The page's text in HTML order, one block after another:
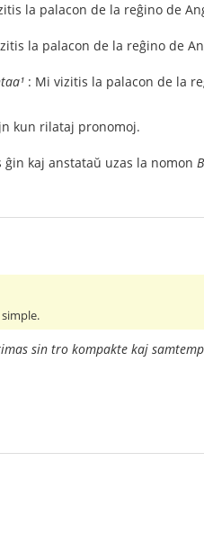
la palacon de la reĝino de
la palacon de la reĝino de
: Mi vizitis la palacon de la
kun rilataj pronomoj.
ĝin kaj anstataŭ uzas la nomon
sin tro kompakte kaj